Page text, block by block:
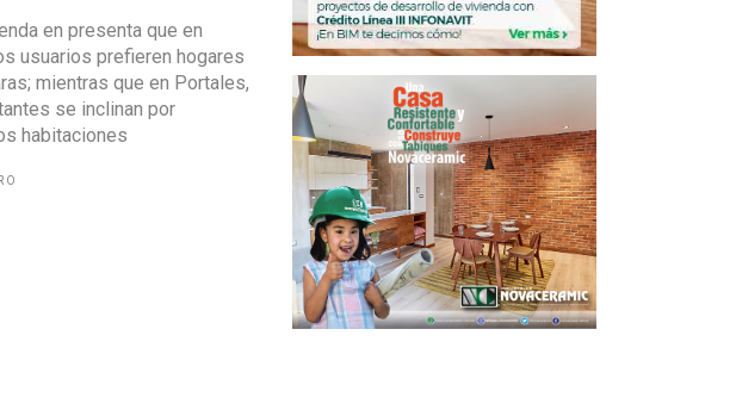
en presenta que en
usuarios prefieren hogares
mientras que en Portales,
se inclinan por
habitaciones